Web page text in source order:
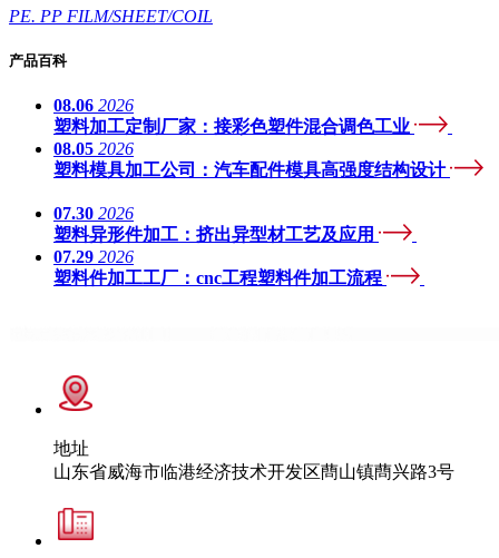
PE. PP FILM/SHEET/COIL
产品百科
08.06 2026
塑料加工定制厂家：接彩色塑件混合调色工业
08.05 2026
塑料模具加工公司：汽车配件模具高强度结构设计
07.30 2026
塑料异形件加工：挤出异型材工艺及应用
07.29 2026
塑料件加工工厂：cnc工程塑料件加工流程
地址
山东省威海市临港经济技术开发区蔄山镇蔄兴路3号